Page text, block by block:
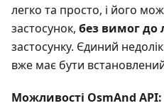
легко та просто, і його
застосунок, без вимог до
застосунку. Єдиний
вже має бути
Можливості OsmAnd API: